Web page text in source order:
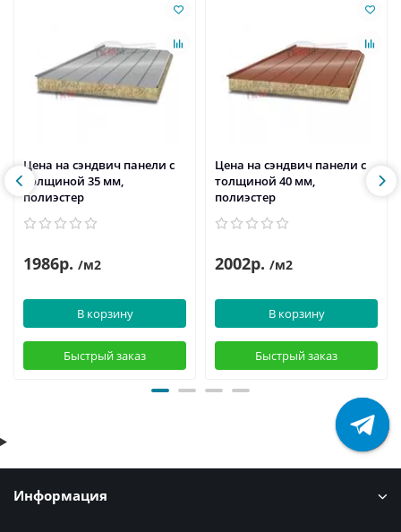
Цена на сэндвич панели с
толщиной 35 мм,
полиэстер
1986р. /м2
В корзину
Быстрый заказ
Цена на сэндвич панели с
толщиной 40 мм,
полиэстер
2002р. /м2
В корзину
Быстрый заказ
Информация